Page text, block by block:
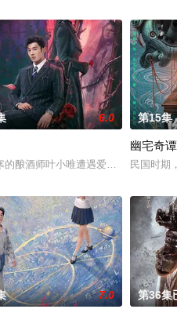
6.0
的酿酒师叶小唯遭遇爱人程桉、恩师
第15集
幽宅奇谭
民国时期
7.0 第36集